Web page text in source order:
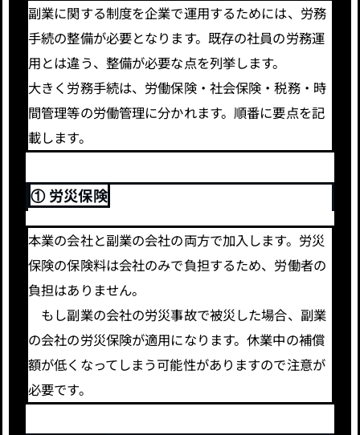
副業に関する制度を企業で運用するためには、労務
手続の整備が必要となります。既存の社員の労務運
用とは違う、整備が必要な点を列挙します。
大きく労務手続は、労働保険・社会保険・税務・時
間管理等の労働管理に分かれます。順番に要点を記
載します。
① 労災保険
本業の会社と副業の会社の両方で加入します。労災
保険の保険料は会社のみで負担するため、労働者の
負担はありません。
もし副業の会社の労災事故で被災した場合、副業
の会社の労災保険が適用になります。休業中の補償
額が低くなってしまう可能性がありますので注意が
必要です。